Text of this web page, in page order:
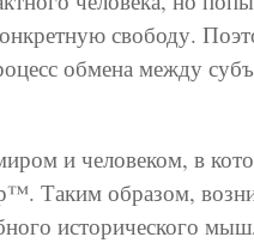
свободу.
обмена между
и человеком, в
Таким образом,
исторического